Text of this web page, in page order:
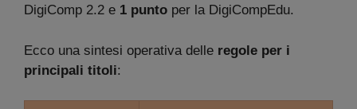
DigiComp 2.2 e 1 punto per la DigiCompEdu.
Ecco una sintesi operativa delle regole per i
principali titoli: